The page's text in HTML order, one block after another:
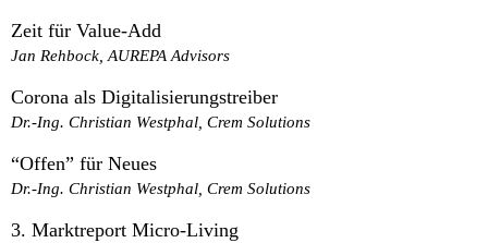
Zeit für Value-Add
Jan Rehbock, AUREPA Advisors
Corona als Digitalisierungstreiber
Dr.-Ing. Christian Westphal, Crem Solutions
“Offen” für Neues
Dr.-Ing. Christian Westphal, Crem Solutions
3. Marktreport Micro-Living